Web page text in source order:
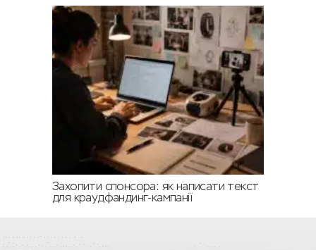
Захопити спонсора: як написати текст
для краудфандинг-кампанії